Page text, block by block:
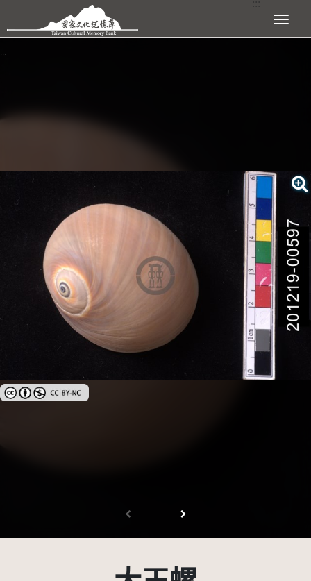
跳到主要內容區塊 展開選單
:::
創用CC姓名標示-非商業性 3.0 台灣及其後版本(CC BY-NC 3.0 TW +)